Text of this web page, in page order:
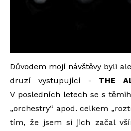
Důvodem mojí návštěvy byli
druzí vystupující - THE
V posledních letech se s
„orchestry“ apod. celkem
tím, že jsem si jich začal